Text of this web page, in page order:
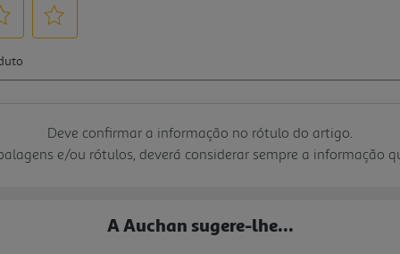
Deve confirmar a informação no rótulo do artigo.
e/ou rótulos, deverá considerar sempre a informação
A Auchan sugere-lhe...